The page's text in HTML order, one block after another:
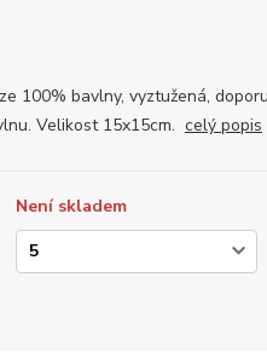
100% bavlny, vyztužená,
Velikost 15x15cm. celý popis
Není skladem